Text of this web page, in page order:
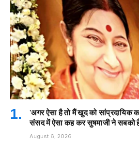
'अगर ऐसा है तो मैं खुद को सांप्रदायिक
संसद में ऐसा कह कर सुषमाजी ने सबको
August 6, 2026